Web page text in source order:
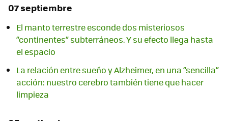
07 septiembre
El manto terrestre esconde dos misteriosos
“continentes” subterráneos. Y su efecto llega hasta
el espacio
La relación entre sueño y Alzheimer, en una “sencilla”
acción: nuestro cerebro también tiene que hacer
limpieza